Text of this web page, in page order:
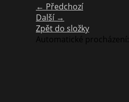
← Předchozí
Další →
Zpět do složky
Automatické procházení: